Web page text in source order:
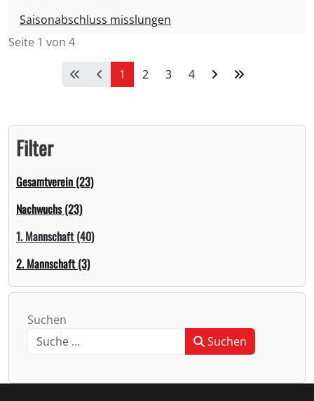
Saisonabschluss misslungen
Seite 1 von 4
1 2 3 4
Filter
Gesamtverein (23)
Nachwuchs (23)
1. Mannschaft (40)
2. Mannschaft (3)
Suchen
Suchen